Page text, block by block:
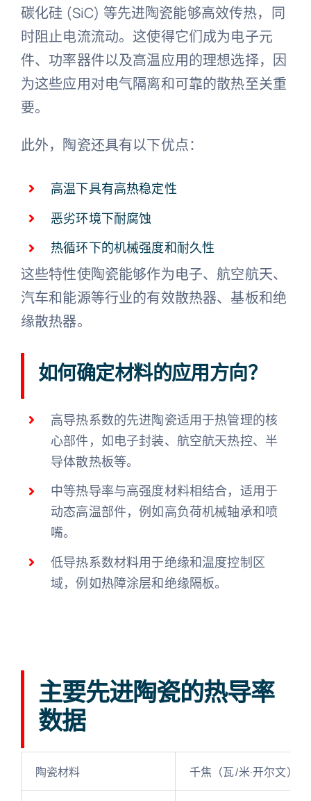
碳化硅 (SiC) 等先进陶瓷能够高效传热，同
时阻止电流流动。这使得它们成为电子元
件、功率器件以及高温应用的理想选择，因
为这些应用对电气隔离和可靠的散热至关重
要。
此外，陶瓷还具有以下优点：
高温下具有高热稳定性
恶劣环境下耐腐蚀
热循环下的机械强度和耐久性
这些特性使陶瓷能够作为电子、航空航天、
汽车和能源等行业的有效散热器、基板和绝
缘散热器。
如何确定材料的应用方向？
高导热系数的先进陶瓷适用于热管理的核
心部件，如电子封装、航空航天热控、半
导体散热板等。
中等热导率与高强度材料相结合，适用于
动态高温部件，例如高负荷机械轴承和喷
嘴。
低导热系数材料用于绝缘和温度控制区
域，例如热障涂层和绝缘隔板。
主要先进陶瓷的热导率
数据
陶瓷材料 千焦（瓦/米·开尔文）